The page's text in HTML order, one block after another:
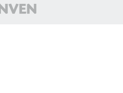
(주)
인